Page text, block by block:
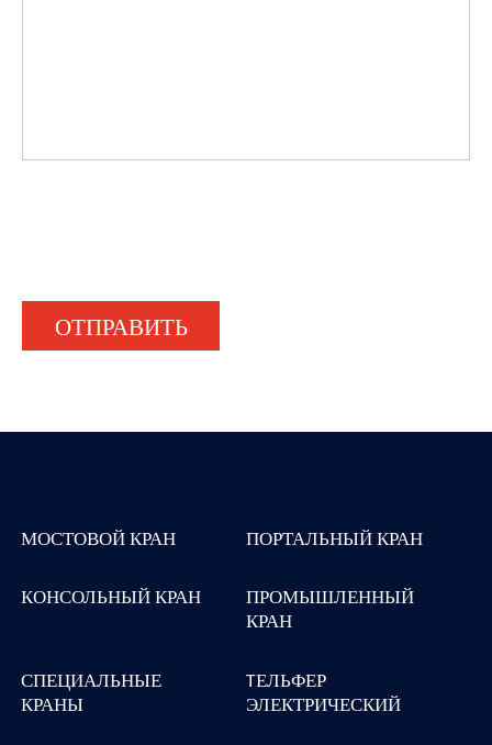
ОТПРАВИТЬ
МОСТОВОЙ КРАН
ПОРТАЛЬНЫЙ КРАН
КОНСОЛЬНЫЙ КРАН
ПРОМЫШЛЕННЫЙ
КРАН
СПЕЦИАЛЬНЫЕ
КРАНЫ
TЕЛЬФЕР
ЭЛЕКТРИЧЕСКИЙ